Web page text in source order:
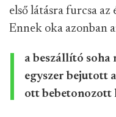
első látásra furcsa
Ennek oka azonban
a beszállító soha
egyszer bejutott
ott bebetonozott